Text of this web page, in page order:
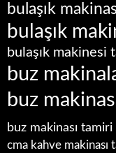
bulaşık
bulaşık
bulaşık makinesi
buz
buz
buz makinası tamiri
cma kahve makinası